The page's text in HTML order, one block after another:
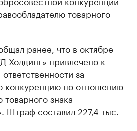
товарного
ранее, что в октябре
Холдинг» привлечено к
за
конкуренцию по отношению
знака
Штраф составил 227,4 тыс.